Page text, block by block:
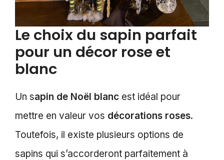
Le choix du sapin parfait
pour un décor rose et
blanc
Un sapin de Noël blanc est idéal pour
mettre en valeur vos décorations roses.
Toutefois, il existe plusieurs options de
sapins qui s’accorderont parfaitement à